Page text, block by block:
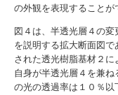
の外観を表現することが
図４は、半透光層４の
を説明する拡大断面図
された透光樹脂基材２に
自身が半透光層４を兼ね
の光の透過率は１０％